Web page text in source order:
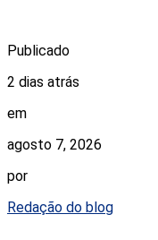
Publicado
2 dias atrás
em
agosto 7, 2026
por
Redação do blog